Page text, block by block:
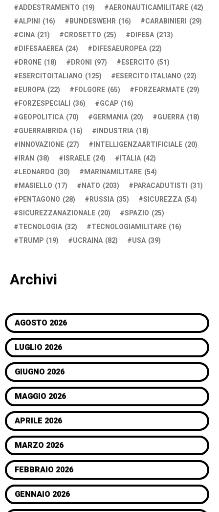
ADDESTRAMENTO (19) AERONAUTICAMILITARE (42)
ALPINI (16) BUNDESWEHR (16) CARABINIERI (29)
CINA (21) CROSETTO (25) DIFESA (213)
DIFESAAEREA (24) DIFESAEUROPEA (22)
DRONE (18) DRONI (97) ESERCITO (51)
ESERCITOITALIANO (125) ESERCITO ITALIANO (22)
EUROPA (22) FOLGORE (65) FORZEARMATE (29)
FORZESPECIALI (36) GCAP (16)
GEOPOLITICA (70) GERMANIA (20) GUERRA (18)
GUERRAIBRIDA (16) INDUSTRIA (18)
INNOVAZIONE (27) INTELLIGENZAARTIFICIALE (20)
IRAN (38) ISRAELE (24) ITALIA (42)
LEONARDO (30) MARINAMILITARE (54)
MASIELLO (17) NATO (203) PARACADUTISTI (31)
PENTAGONO (28) RUSSIA (35) SICUREZZA (54)
SICUREZZANAZIONALE (20) SPAZIO (25)
TECNOLOGIA (32) TECNOLOGIAMILITARE (16)
TRUMP (19) UCRAINA (82) USA (39)
Archivi
AGOSTO 2026
LUGLIO 2026
GIUGNO 2026
MAGGIO 2026
APRILE 2026
MARZO 2026
FEBBRAIO 2026
GENNAIO 2026